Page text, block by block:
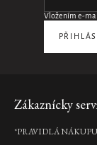
Vložením e-
Zápätie
Zákaznícky
*PRAVIDLÁ